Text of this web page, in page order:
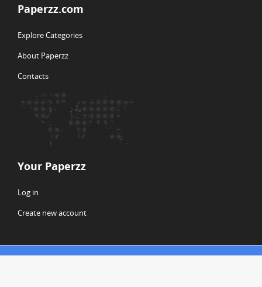
Paperzz.com
Explore Categories
About Paperzz
Contacts
Your Paperzz
Log in
Create new account